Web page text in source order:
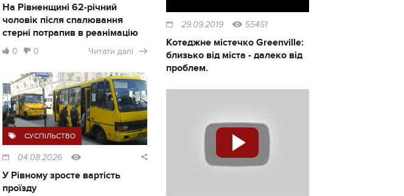
На Рівненщині 62-річний
чоловік після спалювання
стерні потрапив в реанімацію
0 0 Читати далі
СУСПІЛЬСТВО
04.08.2026
У Рівному зросте вартість
проїзду
29.09.2019 55451
Котеджне містечко Greenville:
близько від міста - далеко від
проблем.